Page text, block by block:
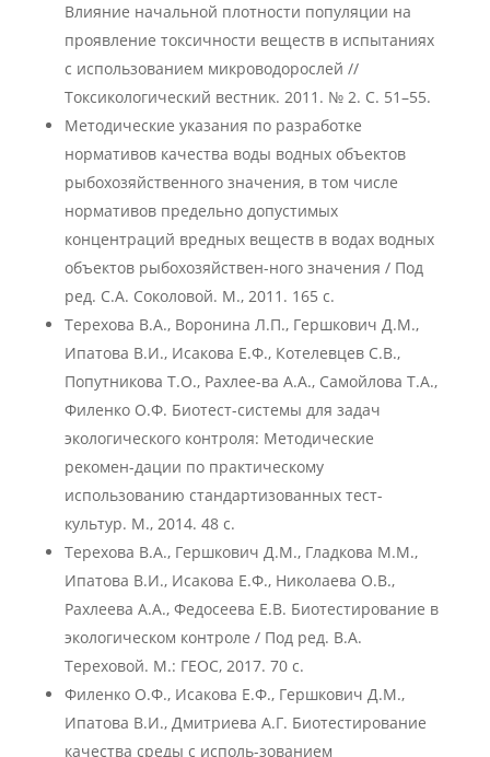
Влияние начальной плотности популяции на
проявление токсичности веществ в испытаниях
с использованием микроводорослей //
Токсикологический вестник. 2011. № 2. С. 51–55.
Методические указания по разработке
нормативов качества воды водных объектов
рыбохозяйственного значения, в том числе
нормативов предельно допустимых
концентраций вредных веществ в водах водных
объектов рыбохозяйствен-ного значения / Под
ред. С.А. Соколовой. М., 2011. 165 с.
Терехова В.А., Воронина Л.П., Гершкович Д.М.,
Ипатова В.И., Исакова Е.Ф., Котелевцев С.В.,
Попутникова Т.О., Рахлее-ва А.А., Самойлова Т.А.,
Филенко О.Ф. Биотест-системы для задач
экологического контроля: Методические
рекомен-дации по практическому
использованию стандартизованных тест-
культур. М., 2014. 48 с.
Терехова В.А., Гершкович Д.М., Гладкова М.М.,
Ипатова В.И., Исакова Е.Ф., Николаева О.В.,
Рахлеева А.А., Федосеева Е.В. Биотестирование в
экологическом контроле / Под ред. В.А.
Тереховой. М.: ГЕОС, 2017. 70 с.
Филенко О.Ф., Исакова Е.Ф., Гершкович Д.М.,
Ипатова В.И., Дмитриева А.Г. Биотестирование
качества среды с исполь-зованием